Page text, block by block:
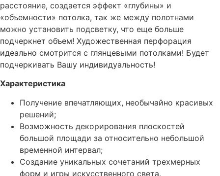
расстояние, создается эффект «глубины» и
«объемности» потолка, так же между полотнами
можно установить подсветку, что еще больше
подчеркнет объем! Художественная перфорация
идеально смотрится с глянцевыми потолками! Будет
подчеркивать Вашу индивидуальность!
Характеристика
Получение впечатляющих, необычайно красивых
решений;
Возможность декорирования плоскостей
большой площади за относительно небольшой
временной интервал;
Создание уникальных сочетаний трехмерных
форм и игры искусственного света.